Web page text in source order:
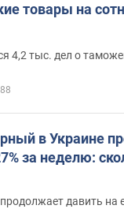
товары на
4,2 тыс. дел о
в Украине
за неделю:
давить на